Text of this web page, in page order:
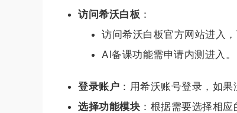
访问希沃白板 ：
访问希沃白板官方网站进入，
AI备课功能需申请内测进入。
登录账户 ：用希沃账号登录，如果
选择功能模块 ：根据需要选择相应